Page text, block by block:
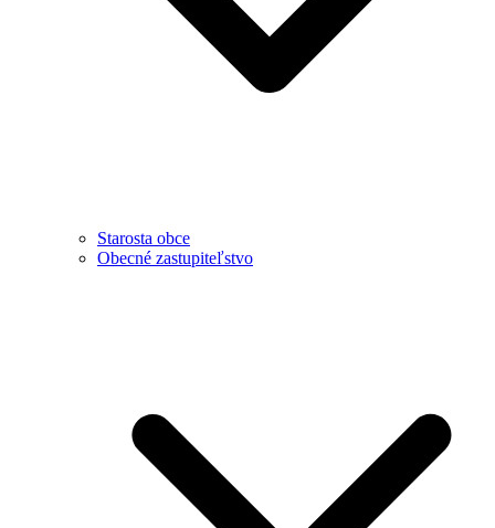
Starosta obce
Obecné zastupiteľstvo